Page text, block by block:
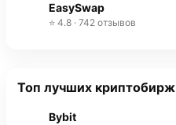
EasySwap
⭐ 4.8 · 742 отзывов
Топ лучших криптобирж
Bybit